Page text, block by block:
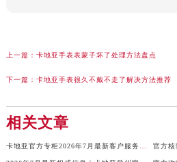
上一篇： 卡地亚手表表蒙子坏了处理方法盘点
下一篇： 卡地亚手表很久不戴不走了解决方法推荐
相关文章